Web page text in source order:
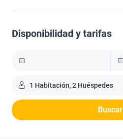
Disponibilidad y tarifas
1 Habitación, 2 Huéspedes
Buscar